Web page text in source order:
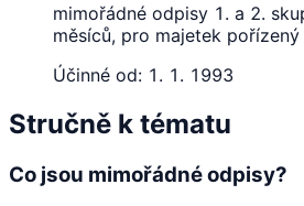
mimořádné odpisy 1. a 2.
měsíců, pro majetek
Účinné od: 1. 1. 1993
Stručně k tématu
Co jsou mimořádné odpisy?